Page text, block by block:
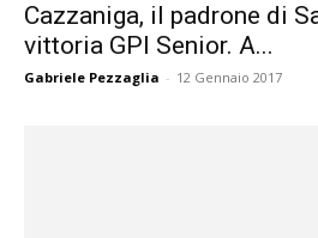
Cazzaniga, il padrone di
vittoria GPI Senior. A...
Gabriele Pezzaglia - 12 Gennaio 2017